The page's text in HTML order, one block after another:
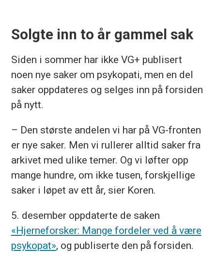
Solgte inn to år gammel sak
Siden i sommer har ikke VG+ publisert
noen nye saker om psykopati, men en del
saker oppdateres og selges inn på forsiden
på nytt.
– Den største andelen vi har på VG-fronten
er nye saker. Men vi rullerer alltid saker fra
arkivet med ulike temer. Og vi løfter opp
mange hundre, om ikke tusen, forskjellige
saker i løpet av ett år, sier Koren.
5. desember oppdaterte de saken
«Hjerneforsker: Mange fordeler ved å være
psykopat», og publiserte den på forsiden.